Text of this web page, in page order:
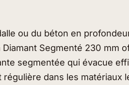
ou du béton en
Diamant Segmenté 230 mm
segmentée qui évacue
dans les matériaux